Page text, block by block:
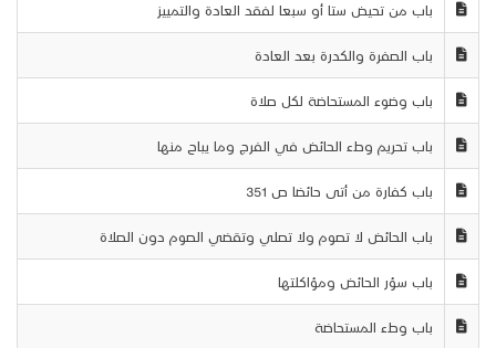
باب من تحيض ستا أو سبعا لفقد العادة والتمييز
باب الصفرة والكدرة بعد العادة
باب وضوء المستحاضة لكل صلاة
باب تحريم وطء الحائض في الفرج وما يباح منها
باب كفارة من أتى حائضا ص 351
باب الحائض لا تصوم ولا تصلي وتقضي الصوم دون الصلاة
باب سؤر الحائض ومؤاكلتها
باب وطء المستحاضة